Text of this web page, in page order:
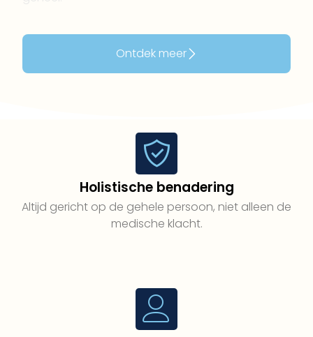
Ontdek meer
Holistische benadering
Altijd gericht op de gehele persoon, niet alleen de
medische klacht.